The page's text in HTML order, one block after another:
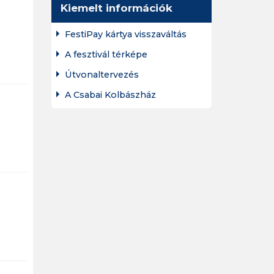
Kiemelt információk
FestiPay kártya visszaváltás
A fesztivál térképe
Útvonaltervezés
A Csabai Kolbászház